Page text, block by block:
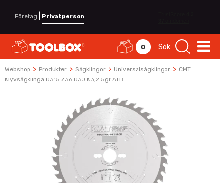
Företag Privatperson
0 Sök
Webshop > Produkter > Sågklingor > Universalsågklingor > CMT
Klyvsågklinga D315 Z36 D30 K3,2 5gr ATB